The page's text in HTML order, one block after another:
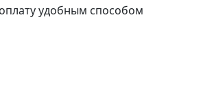
удобным способом